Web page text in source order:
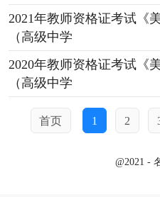
2021年教师资格证考试《
（高级中学
2020年教师资格证考试《
（高级中学
首页 1 2
@2021 -